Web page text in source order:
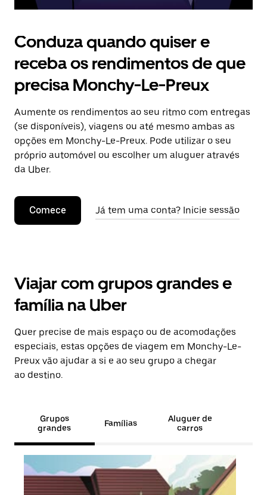
Conduza quando quiser e
receba os rendimentos de que
precisa Monchy-Le-Preux
Aumente os rendimentos ao seu ritmo com entregas
(se disponíveis), viagens ou até mesmo ambas as
opções em Monchy-Le-Preux. Pode utilizar o seu
próprio automóvel ou escolher um aluguer através
da Uber.
Comece Já tem uma conta? Inicie sessão
Viajar com grupos grandes e
família na Uber
Quer precise de mais espaço ou de acomodações
especiais, estas opções de viagem em Monchy-Le-
Preux vão ajudar a si e ao seu grupo a chegar
ao destino.
Grupos
grandes
Famílias
Aluguer de
carros